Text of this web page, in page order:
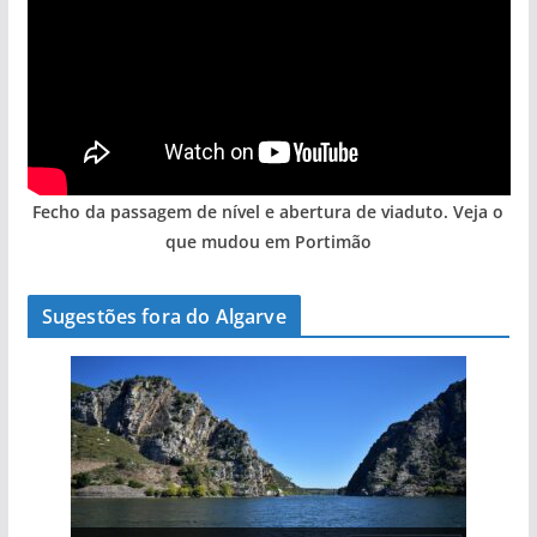
Fecho da passagem de nível e abertura de viaduto. Veja o
que mudou em Portimão
Sugestões fora do Algarve
A aldeia mais portuguesa de Portugal (com